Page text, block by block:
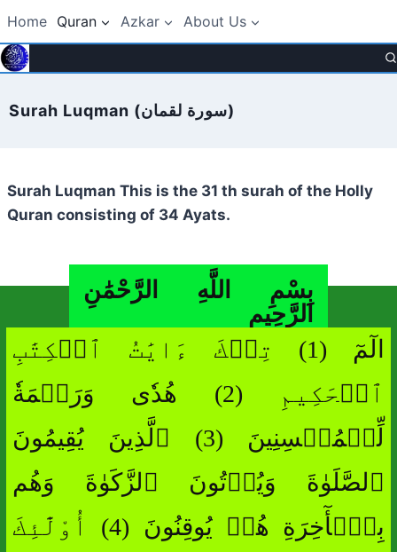
content
Home Quran Azkar About Us
Surah Luqman (سورة لقمان)
Surah Luqman This is the 31 th surah of the Holly
Quran consisting of 34 Ayats.
بِسْمِ اللَّهِ الرَّحْمَٰنِ
الرَّحِيمِ
الٓمٓ (1) تِلۡكَ ءَايَٰتُ ٱلۡكِتَٰبِ
ٱلۡحَكِيمِ (2) هُدٗى وَرَحۡمَةٗ
لِّلۡمُحۡسِنِينَ (3) ٱلَّذِينَ يُقِيمُونَ
ٱلصَّلَوٰةَ وَيُؤۡتُونَ ٱلزَّكَوٰةَ وَهُم
بِٱلۡأٓخِرَةِ هُمۡ يُوقِنُونَ (4) أُوْلَٰٓئِكَ